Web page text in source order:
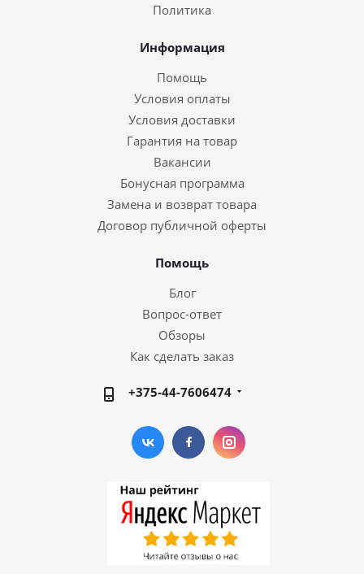
Политика
Информация
Помощь
Условия оплаты
Условия доставки
Гарантия на товар
Вакансии
Бонусная программа
Замена и возврат товара
Договор публичной оферты
Помощь
Блог
Вопрос-ответ
Обзоры
Как сделать заказ
+375-44-7606474